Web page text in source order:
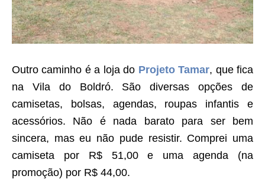
Outro caminho é a loja do Projeto Tamar, que fica
na Vila do Boldró. São diversas opções de
camisetas, bolsas, agendas, roupas infantis e
acessórios. Não é nada barato para ser bem
sincera, mas eu não pude resistir. Comprei uma
camiseta por R$ 51,00 e uma agenda (na
promoção) por R$ 44,00.